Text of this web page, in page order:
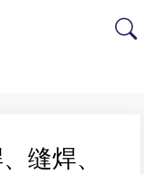
缝焊、